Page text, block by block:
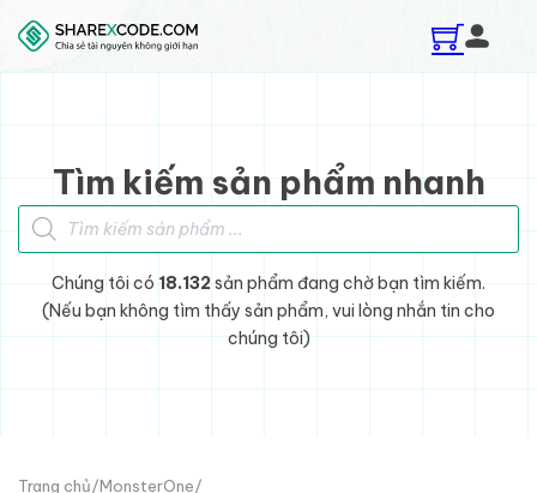
Skip to main content
Skip to footer
Tìm kiếm sản phẩm nhanh
Tìm kiếm sản phẩm
Chúng tôi có 18.132sản phẩm đang chờ bạn tìm kiếm.
(Nếu bạn không tìm thấy sản phẩm, vui lòng nhắn tin cho
chúng tôi)
Trang chủ/MonsterOne/